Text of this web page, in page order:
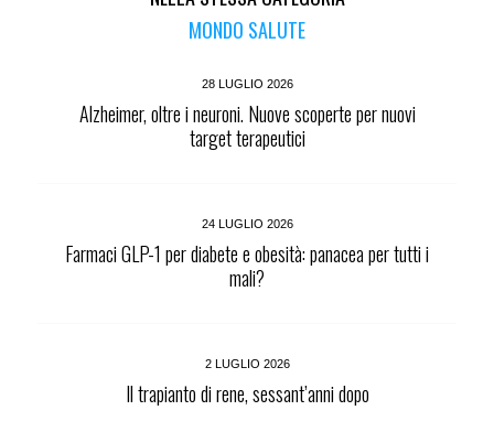
MONDO SALUTE
28 LUGLIO 2026
Alzheimer, oltre i neuroni. Nuove scoperte per nuovi
target terapeutici
24 LUGLIO 2026
Farmaci GLP-1 per diabete e obesità: panacea per tutti i
mali?
2 LUGLIO 2026
Il trapianto di rene, sessant’anni dopo